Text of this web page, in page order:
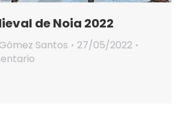
de Noia 2022
Santos
27/05/2022